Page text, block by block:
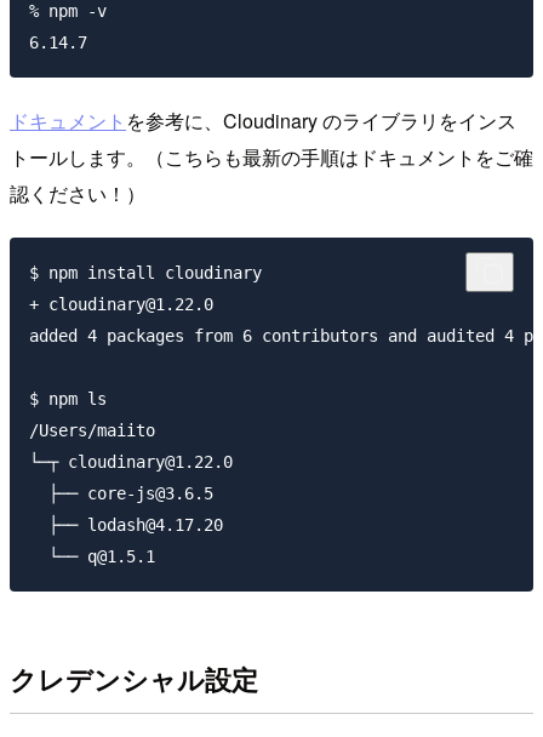
% npm -v
ドキュメント を参考に、Cloudinary のライブラリをインス
トールします。（こちらも最新の手順はドキュメントをご確
認ください！）
$ npm install cloudinary
+ cloudinary@1.22.0
added 4 packages from 6 contributors and audited 4
$ npm ls
/Users/maiito
└─┬ cloudinary@1.22.0
  ├── core-js@3.6.5
  ├── lodash@4.17.20
クレデンシャル設定